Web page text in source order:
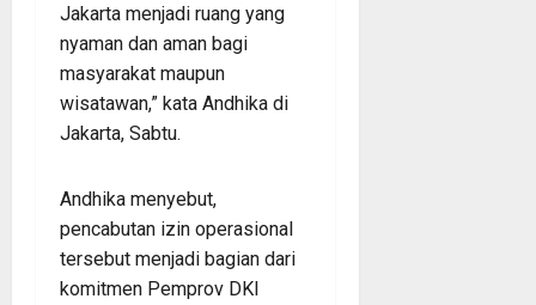
Jakarta menjadi ruang yang
nyaman dan aman bagi
masyarakat maupun
wisatawan,” kata Andhika di
Jakarta, Sabtu.
Andhika menyebut,
pencabutan izin operasional
tersebut menjadi bagian dari
komitmen Pemprov DKI